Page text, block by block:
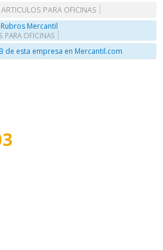
ARTICULOS PARA OFICINAS
Mercantil
PARA OFICINAS
de esta empresa en Mercantil.com